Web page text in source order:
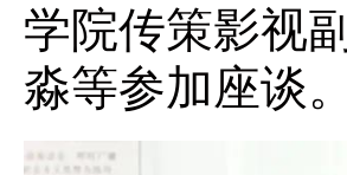
学院传策影视
淼等参加座谈。